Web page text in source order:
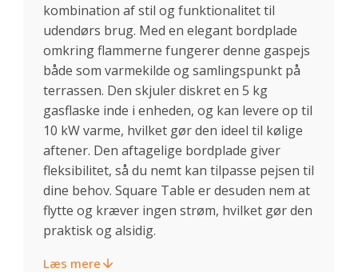
kombination af stil og funktionalitet til
udendørs brug. Med en elegant bordplade
omkring flammerne fungerer denne gaspejs
både som varmekilde og samlingspunkt på
terrassen. Den skjuler diskret en 5 kg
gasflaske inde i enheden, og kan levere op til
10 kW varme, hvilket gør den ideel til kølige
aftener. Den aftagelige bordplade giver
fleksibilitet, så du nemt kan tilpasse pejsen til
dine behov. Square Table er desuden nem at
flytte og kræver ingen strøm, hvilket gør den
praktisk og alsidig.
Læs mere